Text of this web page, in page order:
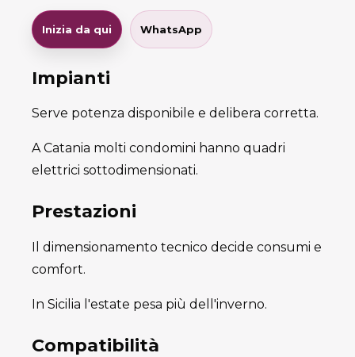
Inizia da qui WhatsApp
Impianti
Serve potenza disponibile e delibera corretta.
A Catania molti condomini hanno quadri
elettrici sottodimensionati.
Prestazioni
Il dimensionamento tecnico decide consumi e
comfort.
In Sicilia l'estate pesa più dell'inverno.
Compatibilità